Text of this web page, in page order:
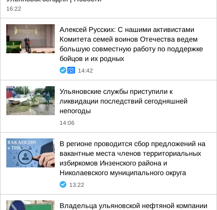
16:22
Алексей Русских: С нашими активистами
Комитета семей воинов Отечества ведем
большую совместную работу по поддержке
бойцов и их родных
14:42
Ульяновские службы приступили к
ликвидации последствий сегодняшней
непогоды
14:06
В регионе проводится сбор предложений на
вакантные места членов территориальных
избиркомов Инзенского района и
Николаевского муниципального округа
13:22
Владельца ульяновской нефтяной компании